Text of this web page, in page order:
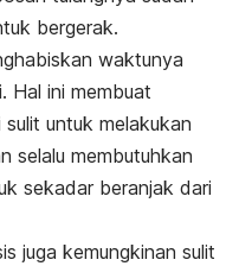
bergerak.
waktunya
Hal ini membuat
untuk melakukan
selalu membutuhkan
sekadar beranjak dari
juga kemungkinan sulit